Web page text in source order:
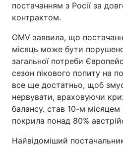
постачанням з Росії за
контрактом.
OMV заявила, що
місяць може бути
загальної потреби
сезон пікового попиту на
все ще достатньо, щоб
нервувати, враховуючи
балансу. став 10-м місяцем
покрила понад 80%
Найвідоміший